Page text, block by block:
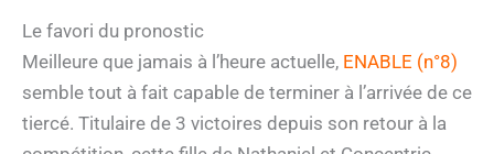
Le favori du pronostic
Meilleure que jamais à l’heure actuelle, ENABLE (n°8)
semble tout à fait capable de terminer à l’arrivée de ce
tiercé. Titulaire de 3 victoires depuis son retour à la